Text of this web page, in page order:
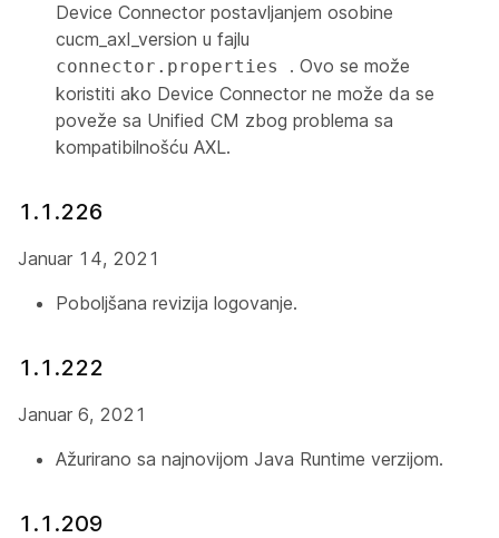
Device Connector postavljanjem osobine
cucm_axl_version u fajlu
connector.properties . Ovo se može
koristiti ako Device Connector ne može da se
poveže sa Unified CM zbog problema sa
kompatibilnošću AXL.
1.1.226
Januar 14, 2021
Poboljšana revizija logovanje.
1.1.222
Januar 6, 2021
Ažurirano sa najnovijom Java Runtime verzijom.
1.1.209